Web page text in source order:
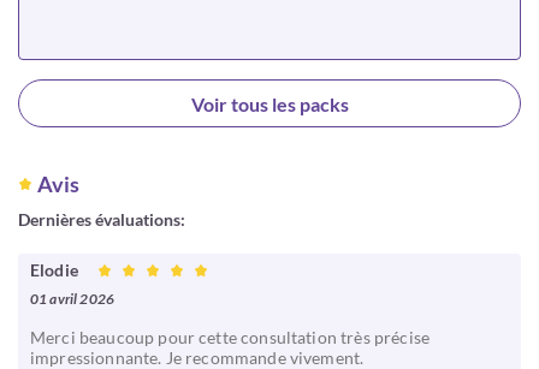
Choisir
Voir tous les packs
Avis
Dernières évaluations:
Elodie
01 avril 2026
Merci beaucoup pour cette consultation très précise
impressionnante. Je recommande vivement.